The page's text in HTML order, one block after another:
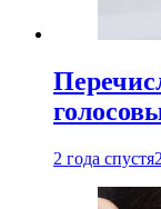
2 года спустя